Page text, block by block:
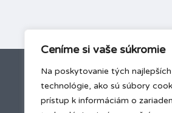
Ceníme si vaše súkromie
Na poskytovanie tých
technológie, ako sú súbory
prístup k informáciám o